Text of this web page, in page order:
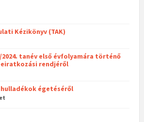
Kézikönyv (TAK)
2024. tanév első évfolyamára történő
rendjéről
égetéséről